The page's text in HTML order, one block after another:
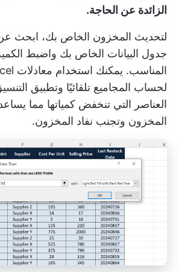
الزائدة عن الحاجة.
لتحديث المخزون الخاص بك، ابحث
جدول البيانات الخاص بك واضبط
لحساب المجاميع تلقائيًا وتطبيق
العناصر التي تنخفض كمياتها مما
المخزون وتجنب نفاد المخزون.